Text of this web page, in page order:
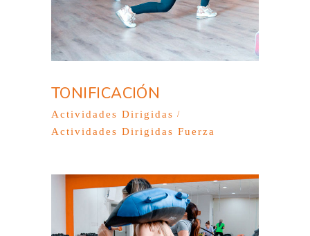
TONIFICACIÓN
Actividades Dirigidas
Actividades Dirigidas Fuerza